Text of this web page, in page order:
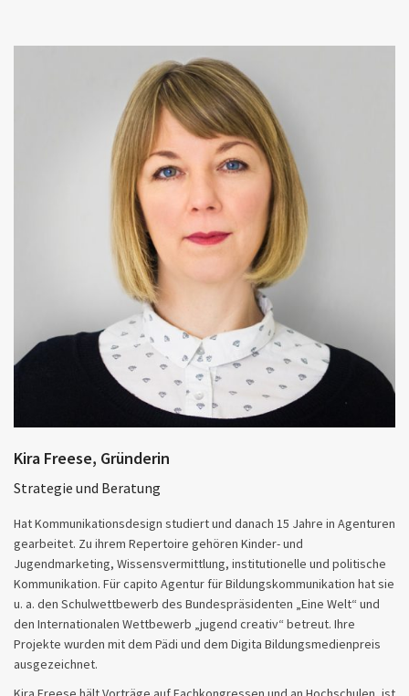
Kira Freese, Gründerin
Strategie und Beratung
Hat Kommunikationsdesign studiert und danach 15 Jahre in Agenturen
gearbeitet. Zu ihrem Repertoire gehören Kinder- und
Jugendmarketing, Wissensvermittlung, institutionelle und politische
Kommunikation. Für capito Agentur für Bildungskommunikation hat sie
u. a. den Schulwettbewerb des Bundespräsidenten „Eine Welt“ und
den Internationalen Wettbewerb „jugend creativ“ betreut. Ihre
Projekte wurden mit dem Pädi und dem Digita Bildungsmedienpreis
ausgezeichnet.